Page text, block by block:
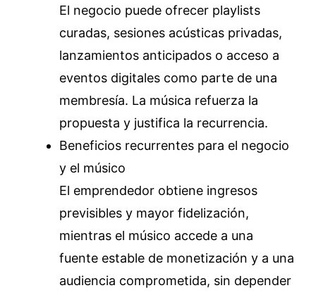
El negocio puede ofrecer playlists
curadas, sesiones acústicas privadas,
lanzamientos anticipados o acceso a
eventos digitales como parte de una
membresía. La música refuerza la
propuesta y justifica la recurrencia.
Beneficios recurrentes para el negocio
y el músico
El emprendedor obtiene ingresos
previsibles y mayor fidelización,
mientras el músico accede a una
fuente estable de monetización y a una
audiencia comprometida, sin depender